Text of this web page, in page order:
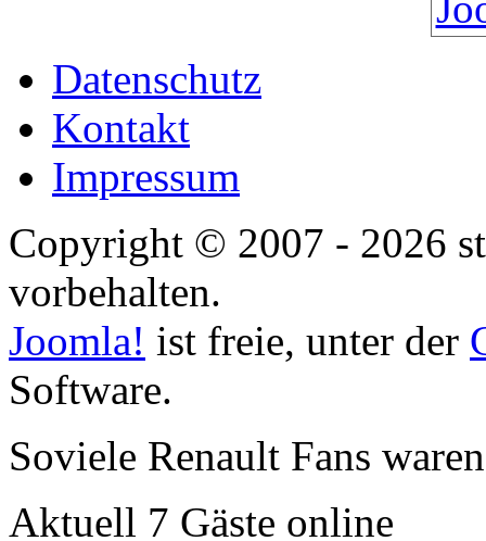
Datenschutz
Kontakt
Impressum
Copyright © 2007 - 2026
vorbehalten.
Joomla! ist freie, unter der
Software.
Soviele Renault Fans
Aktuell 7 Gäste online